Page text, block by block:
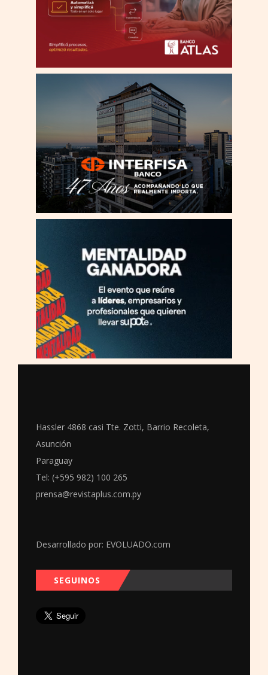
Hassler 4868 casi Tte. Zotti, Barrio Recoleta,
Asunción
Paraguay
Tel: (+595 982) 100 265
prensa@revistaplus.com.py
Desarrollado por: EVOLUADO.com
SEGUINOS